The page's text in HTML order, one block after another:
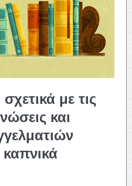
με τις
και
καπνικά